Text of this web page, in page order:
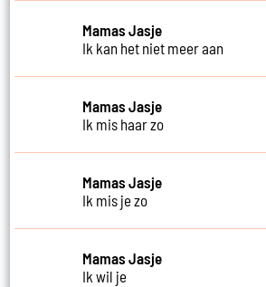
Mamas Jasje
Ik kan het niet meer aan
Mamas Jasje
Ik mis haar zo
Mamas Jasje
Ik mis je zo
Mamas Jasje
Ik wil je